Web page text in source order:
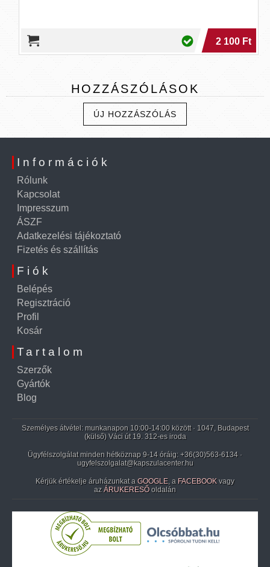
2 100 Ft
HOZZÁSZÓLÁSOK
ÚJ HOZZÁSZÓLÁS
Információk
Rólunk
Kapcsolat
Impresszum
ÁSZF
Adatkezelési tájékoztató
Fizetés és szállítás
Fiók
Belépés
Regisztráció
Profil
Kosár
Tartalom
Szerzők
Gyártók
Blog
Személyes átvétel: munkanapon 10:00-14:00 között · 1047, Budapest
(külső) Váci út 19. 312-es iroda
Ügyfélszolgálat minden hétköznap 9-14 óráig: +36(30)563-6134 ·
ugyfelszolgalat@kapszulacenter.hu
Kérjük értékelje áruházunkat a GOOGLE, a FACEBOOK vagy
az ÁRUKERESŐ oldalán